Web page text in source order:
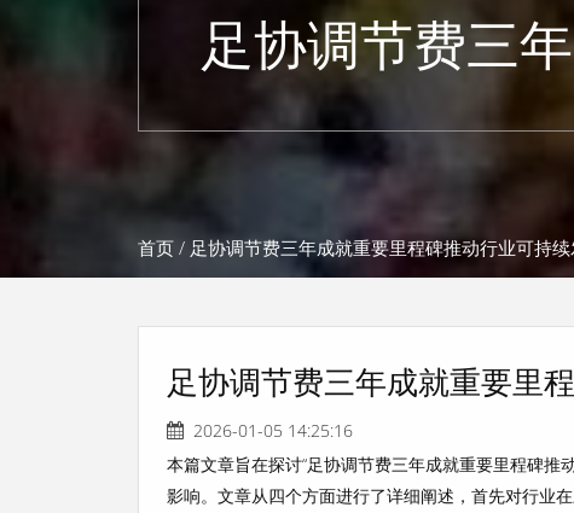
足协调节费三
首页 / 足协调节费三年成就重要里程碑推动行业可持
足协调节费三年成就重要里
2026-01-05 14:25:16
本篇文章旨在探讨“足协调节费三年成就重要里程碑
影响。文章从四个方面进行了详细阐述，首先对行业